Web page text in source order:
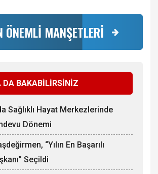
ÖNEMLİ MANŞETLERİ
DA BAKABİLİRSİNİZ
Sağlıklı Hayat Merkezlerinde
Dönemi
“Yılın En Başarılı
Seçildi